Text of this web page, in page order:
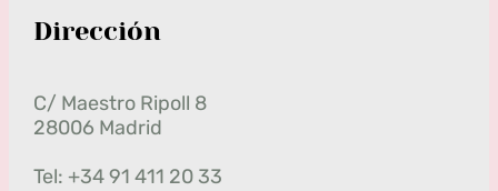
Dirección
C/ Maestro Ripoll 8
28006 Madrid
Tel: +34 91 411 20 33